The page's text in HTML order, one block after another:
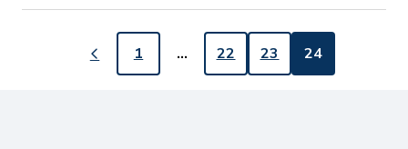
1 … 22 23 24